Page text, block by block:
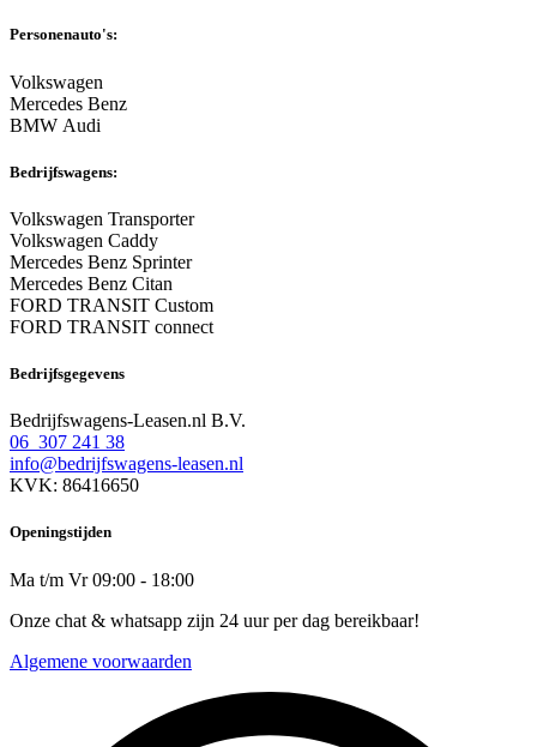
Personenauto's:
Volkswagen
Mercedes Benz
BMW Audi
Bedrijfswagens:
Volkswagen Transporter
Volkswagen Caddy
Mercedes Benz Sprinter
Mercedes Benz Citan
FORD TRANSIT Custom
FORD TRANSIT connect
Bedrijfsgegevens
Bedrijfswagens-Leasen.nl B.V.
06 307 241 38
info@bedrijfswagens-leasen.nl
KVK: 86416650
Openingstijden
Ma t/m Vr 09:00 - 18:00
Onze chat & whatsapp zijn 24 uur per dag bereikbaar!
Algemene voorwaarden